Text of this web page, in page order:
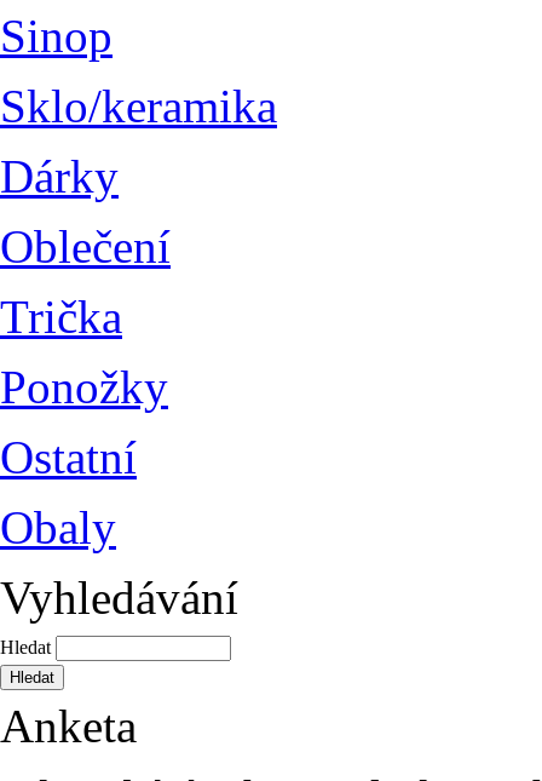
Sinop
Sklo/keramika
Dárky
Oblečení
Trička
Ponožky
Ostatní
Obaly
Vyhledávání
Hledat
Anketa